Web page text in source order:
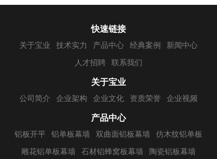
快速链接
关于宝业 技术实力 产品中心 经典案例 新闻中心
人才招聘 联系我们
关于宝业
公司简介 企业架构 企业文化 资质荣誉 企业视频
产品中心
铝板开平 铝单板幕墙 双曲面铝板幕墙 仿木纹铝单板
雕花铝单板幕墙 石材铝蜂窝板幕墙 陶瓷铝板幕墙